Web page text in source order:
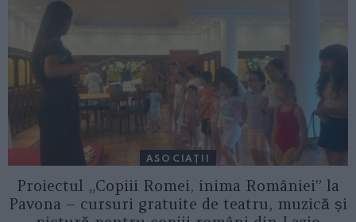
ASOCIAŢII
Proiectul „Copiii Romei, inima României” la
Pavona – cursuri gratuite de teatru, muzică și